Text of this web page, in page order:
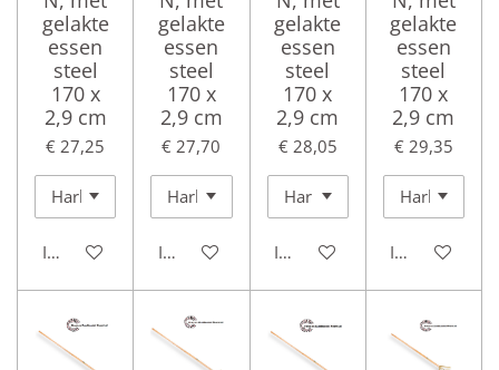
gelakte
essen
steel
170 x
2,9 cm
€ 27,25
In winkelwagen
gelakte
essen
steel
170 x
2,9 cm
€ 27,70
In winkelwagen
gelakte
essen
steel
170 x
2,9 cm
€ 28,05
In winkelwagen
gelakte
essen
steel
170 x
2,9 cm
€ 29,35
In